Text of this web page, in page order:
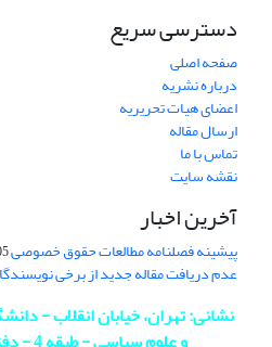
دسترسی سریع
صفحه اصلی
درباره نشریه
اعضای هیات تحریریه
ارسال مقاله
تماس با ما
نقشه سایت
آخرین اخبار
پیشینه فصلنامه مطالعات حقوق خصوصی
عدم دریافت مقاله جدید از برخی
نشانی: تهران، خیابان انقلاب -